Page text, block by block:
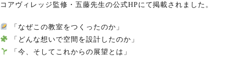
コアヴィレッジ監修・五藤先生の公式HPにて掲載されました。
「なぜこの教室をつくったのか」
「どんな想いで空間を設計したのか」
「今、そしてこれからの展望とは」